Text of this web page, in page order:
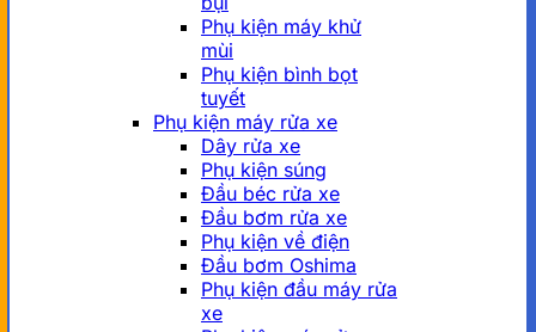
Phụ kiện máy khử
mùi
Phụ kiện bình bọt
tuyết
Phụ kiện máy rửa xe
Dây rửa xe
Phụ kiện súng
Đầu béc rửa xe
Đầu bơm rửa xe
Phụ kiện về điện
Đầu bơm Oshima
Phụ kiện đầu máy rửa
xe